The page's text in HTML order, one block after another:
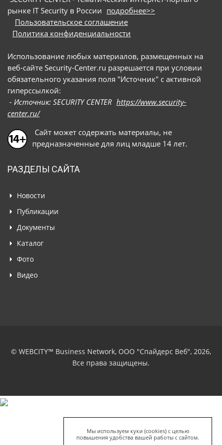
рынке IT Security в России подробнее>>
Пользовательское соглашение
Политика конфиденциальности
Использование любых материалов, размещенных на
веб-сайте Security-Center.ru разрешается при условии
обязательного указания поля "Источник" с активной
гиперссылкой:
- Источник: SECURITY CENTER https://www.security-
center.ru/
Сайт может содержать материалы, не
предназначенные для лиц младше 14 лет.
РАЗДЕЛЫ САЙТА
Новости
Публикации
Документы
Каталог
Фото
Видео
© WEBCITY™ Business Network, ООО "Спайдерс Веб", 2026,
Все права защищены.
Мы используем куки (cookies) с целью
повышения удобства вашей работы с сайтом.